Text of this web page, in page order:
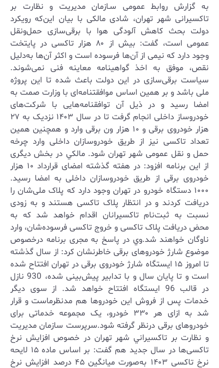
به گزارش روابط عمومی سـازمان مدیریت و نظارت بر
تاکسیرانی شهر تهران، شادی مالکی با بيان اين‌كه رویکرد
دولت بحث کاهش آلودگی هوا با برقی‌سازی حمل‌ونقل
عمومی است، گفت: بیش از ۸۰ هزار تاکسی در پایتخت
وجود دارد که نیمی از آن‌ها فرسوده است و اکثر آن‌ها به‌دلیل
نقص، موفق به اخذ گواهینامه معاینه فنی نمی‌شوند.
سیاست برقی‌سازی در این دولت باعث شده تا این پروژه
ملی باشد و بر همین اساس موافقتنامه‌ای با وزارت صمت به
امضا رسید و در ذیل آن توافقنامه‌هایی با شرکت‌های
خودروساز داخلی انجام گرفت تا در سال ۱۴۰۳ نزدیک به ۲۷
هزار خودروی برقی و ۱۰ هزار ون برقی وارد و همچنین همین
تعداد تاکسی نیز از طریق خودروسازان داخلی وارد چرخه
حمل و نقل عمومی شهر تهران شود. مالكي در بخش دیگری
از این برنامه افزود: در هفته گذشته امضای قرارداد ۱۰ هزار
خودروی برقی از طریق خودروسازان داخلی به امضا رسید.
۱۰۰۰ دستگاه خودرو در تهران وجود دارد که پلاک ملی‌شان را
دریافت کردند و در انتظار پلاک تاکسی هستند و به زودی
نسبت به ثبت‌نام تاکسیرانان اقدام خواهد شد که به
محض دریافت پلاک تاکسی و خروج تاکسی فرسوده‌شان، وارد
ناوگان خواهند شد.وي در پاسخ به مجری برنامه درخصوص
موضوع شارژ خودروهای برقی خاطرنشان كرد: از سال گذشته
تا امروز ۱۵ ایستگاه شارژ خودروی برقی در تهران افتتاح شده
است و تا پایان سال و با تدابیر پیش‌بینی شده، 930 نازل
در قالب 96 ایستگاه افتتاح خواهد شد. از سوی دیگر
خدمات پس از فروش این خودروها هم مدنظرماست و قرار
شد به ازای هر ۳۳۰ خودرو، یک مجموعه خدماتی برای
خودروهای برقی درنظر گرفته شود.سرپرست سازمان مديريت
و نظارت بر تاكسيراني شهر تهران در خصوص افزایش نرخ
تاکسی‌ها در سال جدید هم گفت: بر اساس ماده ۱۵ لایحه
نرخ تاکسی ۱۴۰۳ به‌صورت میانگین ۴۵ درصد افزایش نرخ